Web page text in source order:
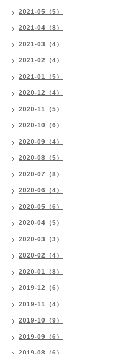
2021-05（5）
2021-04（8）
2021-03（4）
2021-02（4）
2021-01（5）
2020-12（4）
2020-11（5）
2020-10（6）
2020-09（4）
2020-08（5）
2020-07（8）
2020-06（4）
2020-05（6）
2020-04（5）
2020-03（3）
2020-02（4）
2020-01（8）
2019-12（6）
2019-11（4）
2019-10（9）
2019-09（6）